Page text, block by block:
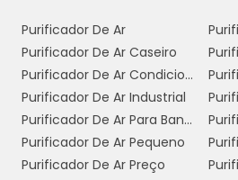
4. Eliminação de
purificadores de ar
ativado que ajudam a
indesejados, como fumaça
de animais e outros
ambiente mais agradável.
5. Aumento da
Purificador De Ar
Purificador De Ar Caseiro
Purificador De Ar Condicionado
Purificador De Ar Industrial
Purificador De Ar Para Banheiro
Purificador De Ar Pequeno
Purificador De Ar Preço